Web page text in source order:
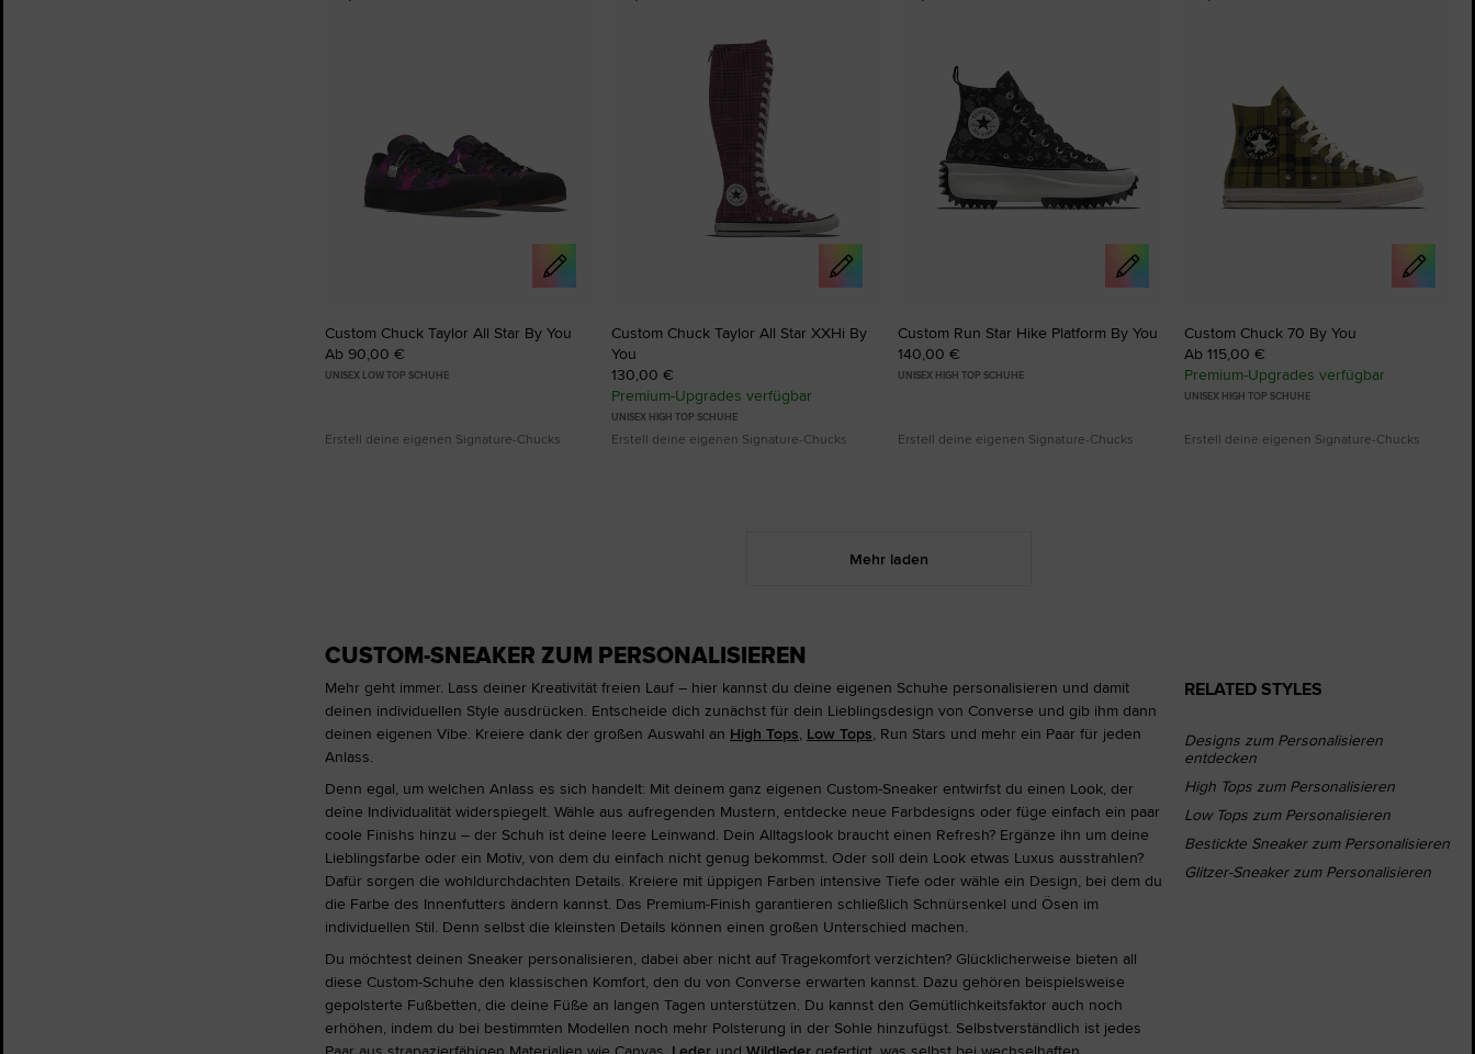
Custom Chuck Taylor All Star By You
Ab 90,00 €
UNISEX LOW TOP SCHUHE
Erstell deine eigenen Signature-Chucks
hinzufügen
Custom Chuck Taylor All Star XXHi By
You
130,00 €
Premium-Upgrades verfügbar
UNISEX HIGH TOP SCHUHE
Erstell deine eigenen Signature-Chucks
Custom Run Star Hike Platform By You
140,00 €
UNISEX HIGH TOP SCHUHE
Erstell deine eigenen Signature-Chucks
Custom Chuck 70 By You
Ab 115,00 €
Premium-Upgrades verfügbar
UNISEX HIGH TOP SCHUHE
Erstell deine eigenen Signature-Chucks
Mehr laden
CUSTOM-SNEAKER ZUM PERSONALISIEREN
Mehr geht immer. Lass deiner Kreativität freien Lauf – hier kannst du deine eigenen Schuhe personalisieren und damit
deinen individuellen Style ausdrücken. Entscheide dich zunächst für dein Lieblingsdesign von Converse und gib ihm dann
deinen eigenen Vibe. Kreiere dank der großen Auswahl an High Tops, Low Tops, Run Stars und mehr ein Paar für jeden
Anlass.
Denn egal, um welchen Anlass es sich handelt: Mit deinem ganz eigenen Custom-Sneaker entwirfst du einen Look, der
deine Individualität widerspiegelt. Wähle aus aufregenden Mustern, entdecke neue Farbdesigns oder füge einfach ein paar
coole Finishs hinzu – der Schuh ist deine leere Leinwand. Dein Alltagslook braucht einen Refresh? Ergänze ihn um deine
Lieblingsfarbe oder ein Motiv, von dem du einfach nicht genug bekommst. Oder soll dein Look etwas Luxus ausstrahlen?
Dafür sorgen die wohldurchdachten Details. Kreiere mit üppigen Farben intensive Tiefe oder wähle ein Design, bei dem du
die Farbe des Innenfutters ändern kannst. Das Premium-Finish garantieren schließlich Schnürsenkel und Ösen im
individuellen Stil. Denn selbst die kleinsten Details können einen großen Unterschied machen.
Du möchtest deinen Sneaker personalisieren, dabei aber nicht auf Tragekomfort verzichten? Glücklicherweise bieten all
diese Custom-Schuhe den klassischen Komfort, den du von Converse erwarten kannst. Dazu gehören beispielsweise
gepolsterte Fußbetten, die deine Füße an langen Tagen unterstützen. Du kannst den Gemütlichkeitsfaktor auch noch
erhöhen, indem du bei bestimmten Modellen noch mehr Polsterung in der Sohle hinzufügst. Selbstverständlich ist jedes
RELATED STYLES
Designs zum Personalisieren
entdecken
High Tops zum Personalisieren
Low Tops zum Personalisieren
Bestickte Sneaker zum Personalisieren
Glitzer-Sneaker zum Personalisieren